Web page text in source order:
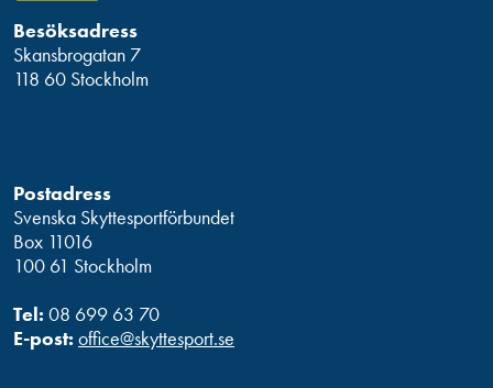
Besöksadress
Skansbrogatan 7
118 60 Stockholm
Postadress
Svenska Skyttesportförbundet
Box 11016
100 61 Stockholm
Tel: 08 699 63 70
E-post: office@skyttesport.se